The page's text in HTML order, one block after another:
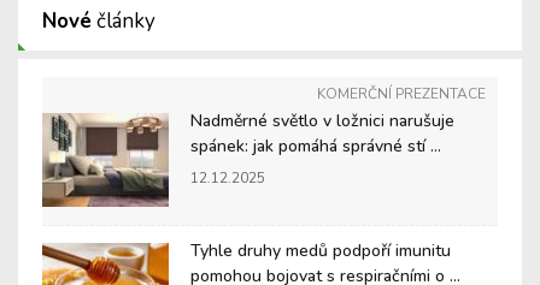
Nové články
KOMERČNÍ PREZENTACE
Nadměrné světlo v ložnici narušuje
spánek: jak pomáhá správné stí ...
12.12.2025
Tyhle druhy medů podpoří imunitu
pomohou bojovat s respiračními o ...